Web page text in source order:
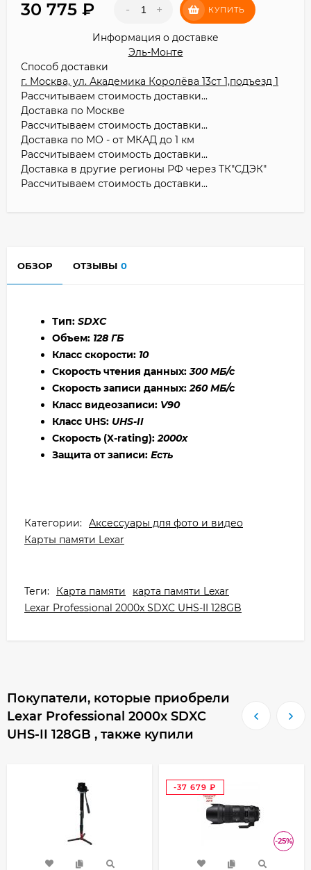
30 775 - + КУПИТЬ
Информация о доставке
Эль-Монте
Способ доставки
г. Москва, ул. Академика Королёва 13ст 1,подъезд 1
Рассчитываем стоимость доставки...
Доставка по Москве
Рассчитываем стоимость доставки...
Доставка по МО - от МКАД до 1 км
Рассчитываем стоимость доставки...
Доставка в другие регионы РФ через ТК"СДЭК"
Рассчитываем стоимость доставки...
ОБЗОР ОТЗЫВЫ 0
Тип: SDXC
Объем: 128 ГБ
Класс скорости: 10
Скорость чтения данных:300 МБ/с
Скорость записи данных: 260 МБ/с
Класс видеозаписи: V90
Класс UHS: UHS-II
Скорость (X-rating): 2000x
Защита от записи: Есть
Категории: Аксессуары для фото и видео
Карты памяти Lexar
Теги: Карта памяти
карта памяти Lexar
Lexar Professional 2000x SDXC UHS-II 128GB
Покупатели, которые приобрели
Lexar Professional 2000x SDXC
UHS-II 128GB , также купили
-25%
-37 679
₽